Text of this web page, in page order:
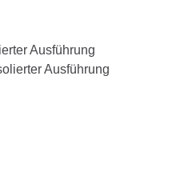
Ausführung
Ausführung